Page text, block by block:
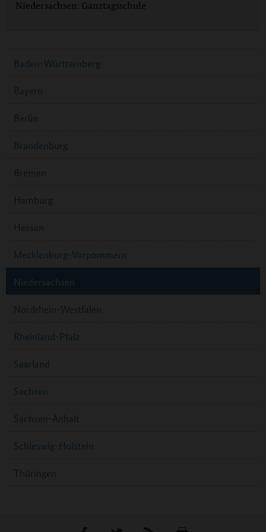
Niedersachsen: Ganztagsschule
Baden-Württemberg
Bayern
Berlin
Brandenburg
Bremen
Hamburg
Hessen
Mecklenburg-Vorpommern
Niedersachsen
Nordrhein-Westfalen
Rheinland-Pfalz
Saarland
Sachsen
Sachsen-Anhalt
Schleswig-Holstein
Thüringen